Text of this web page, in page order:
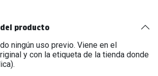
producto
ningún uso previo. Viene en el
y con la etiqueta de la tienda donde